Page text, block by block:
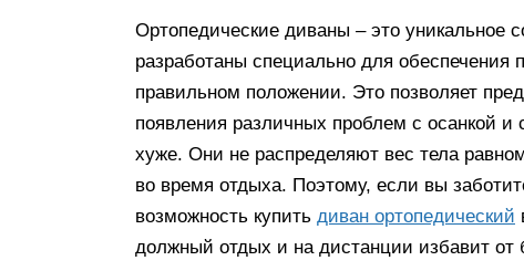
Ортопедические диваны – это уникальное
разработаны специально для обеспечения
правильном положении. Это позволяет
появления различных проблем с осанкой
хуже. Они не распределяют вес тела
во время отдыха. Поэтому, если вы
возможность купить диван ортопедический
должный отдых и на дистанции избавит от